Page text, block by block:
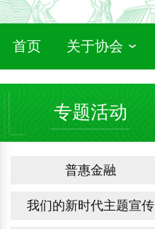
首页 关于协会
专题活动
普惠金融
我们的新时代主题宣传